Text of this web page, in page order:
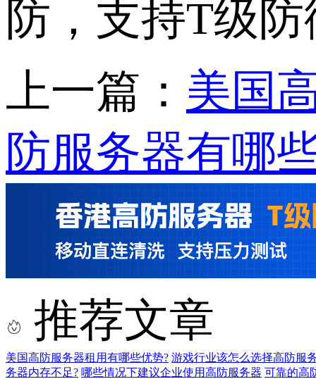
防，支持T级
上一篇： 美国
防服务器有哪
推荐文章
美国高防服务器租用有哪些优势? 游戏行业该怎么选择高防服
务器内存不足? 哪些情况下建议企业使用高防服务器 可靠的高